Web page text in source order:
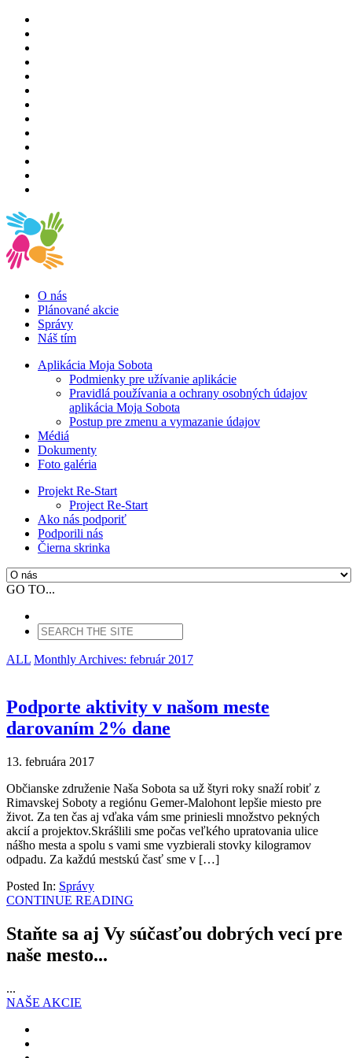
O nás
Plánované akcie
Správy
Náš tím
Aplikácia Moja Sobota
Podmienky pre užívanie aplikácie
Pravidlá používania a ochrany osobných údajov
aplikácia Moja Sobota
Postup pre zmenu a vymazanie údajov
Médiá
Dokumenty
Foto galéria
Projekt Re-Start
Project Re-Start
Ako nás podporiť
Podporili nás
Čierna skrinka
GO TO...
ALL Monthly Archives: február 2017
Podporte aktivity v našom meste
darovaním 2% dane
13. februára 2017
Občianske združenie Naša Sobota sa už štyri roky snaží robiť z
Rimavskej Soboty a regiónu Gemer-Malohont lepšie miesto pre
život. Za ten čas aj vďaka vám sme priniesli množstvo pekných
akcií a projektov.Skrášlili sme počas veľkého upratovania ulice
nášho mesta a spolu s vami sme vyzbierali stovky kilogramov
odpadu. Za každú mestskú časť sme v […]
Posted In: Správy
CONTINUE READING
Staňte sa aj Vy súčasťou dobrých vecí pre
naše mesto...
...
NAŠE AKCIE